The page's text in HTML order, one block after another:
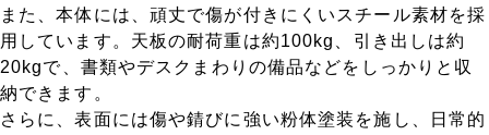
また、本体には、頑丈で傷が付きにくいスチール素材を採
用しています。天板の耐荷重は約100kg、引き出しは約
20kgで、書類やデスクまわりの備品などをしっかりと収
納できます。
さらに、表面には傷や錆びに強い粉体塗装を施し、日常的